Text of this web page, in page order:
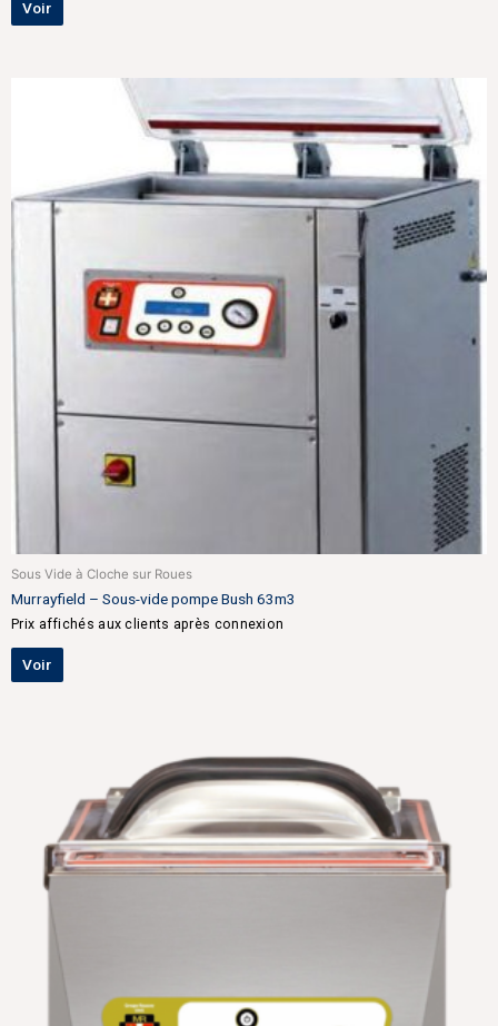
Voir
Sous Vide à Cloche sur Roues
Murrayfield – Sous-vide pompe Bush 63m3
Prix affichés aux clients après connexion
Voir